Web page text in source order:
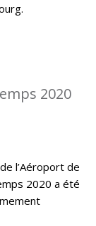
2020
l’Aéroport de
2020 a été